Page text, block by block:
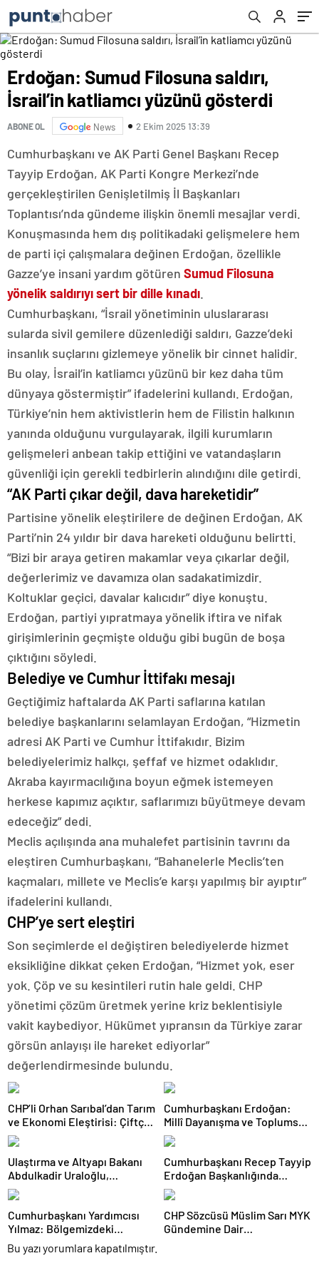
Erdoğan: Sumud Filosuna saldırı,
İsrail’in katliamcı yüzünü gösterdi
ABONE OL News 2 Ekim 2025 13:39
Cumhurbaşkanı ve AK Parti Genel Başkanı Recep
Tayyip Erdoğan, AK Parti Kongre Merkezi’nde
gerçekleştirilen Genişletilmiş İl Başkanları
Toplantısı’nda gündeme ilişkin önemli mesajlar verdi.
Konuşmasında hem dış politikadaki gelişmelere hem
de parti içi çalışmalara değinen Erdoğan, özellikle
Gazze’ye insani yardım götüren Sumud Filosuna
yönelik saldırıyı sert bir dille kınadı
Cumhurbaşkanı, “İsrail yönetiminin uluslararası
sularda sivil gemilere düzenlediği saldırı, Gazze’deki
insanlık suçlarını gizlemeye yönelik bir cinnet halidir.
Bu olay, İsrail’in katliamcı yüzünü bir kez daha tüm
dünyaya göstermiştir” ifadelerini kullandı. Erdoğan,
Türkiye’nin hem aktivistlerin hem de Filistin halkının
yanında olduğunu vurgulayarak, ilgili kurumların
gelişmeleri anbean takip ettiğini ve vatandaşların
güvenliği için gerekli tedbirlerin alındığını dile getirdi.
“AK Parti çıkar değil, dava hareketidir”
Partisine yönelik eleştirilere de değinen Erdoğan, AK
Parti’nin 24 yıldır bir dava hareketi olduğunu belirtti.
“Bizi bir araya getiren makamlar veya çıkarlar değil,
değerlerimiz ve davamıza olan sadakatimizdir.
Koltuklar geçici, davalar kalıcıdır” diye konuştu.
Erdoğan, partiyi yıpratmaya yönelik iftira ve nifak
girişimlerinin geçmişte olduğu gibi bugün de boşa
çıktığını söyledi.
Belediye ve Cumhur İttifakı mesajı
Geçtiğimiz haftalarda AK Parti saflarına katılan
belediye başkanlarını selamlayan Erdoğan, “Hizmetin
adresi AK Parti ve Cumhur İttifakıdır. Bizim
belediyelerimiz halkçı, şeffaf ve hizmet odaklıdır.
Akraba kayırmacılığına boyun eğmek istemeyen
herkese kapımız açıktır, saflarımızı büyütmeye devam
edeceğiz” dedi.
Meclis açılışında ana muhalefet partisinin tavrını da
eleştiren Cumhurbaşkanı, “Bahanelerle Meclis’ten
kaçmaları, millete ve Meclis’e karşı yapılmış bir ayıptır”
ifadelerini kullandı.
CHP’ye sert eleştiri
Son seçimlerde el değiştiren belediyelerde hizmet
eksikliğine dikkat çeken Erdoğan, “Hizmet yok, eser
yok. Çöp ve su kesintileri rutin hale geldi. CHP
yönetimi çözüm üretmek yerine kriz beklentisiyle
vakit kaybediyor. Hükümet yıpransın da Türkiye zarar
görsün anlayışı ile hareket ediyorlar”
değerlendirmesinde bulundu.
CHP’li Orhan Sarıbal’dan Tarım
ve Ekonomi Eleştirisi: Çiftçi
Kaderiyle Baş Başa Kaldı
Cumhurbaşkanı Erdoğan:
Millî Dayanışma ve Toplumsal
Bütünleşmenin
Güçlendirilmesine Dair Kanun
Teklifi Gazi Meclisimizin
Takdirine Sunuldu
Ulaştırma ve Altyapı Bakanı
Abdulkadir Uraloğlu,
Afyonkarahisar Belediye
Başkanlarıyla Bir Araya Geldi
Cumhurbaşkanı Recep Tayyip
Erdoğan Başkanlığında
Toplanan AK Parti MKYK’da
Gündem “Terörsüz Türkiye”
Süreci Oldu
Cumhurbaşkanı Yardımcısı
Yılmaz: Bölgemizdeki
Emperyalist Tuzakları Boşa
Çıkarmaya Devam Edeceğiz
CHP Sözcüsü Müslim Sarı MYK
Gündemine Dair
Bu yazı yorumlara kapatılmıştır.